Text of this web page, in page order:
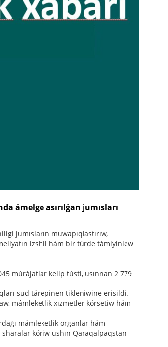
ámelge asırılǵan jumısları
jumısların muwapıqlastırıw,
izshil hám bir túrde támiyinlew
múrájatlar kelip tústi, usınnan 2 779
sud tárepinen tikleniwine erisildi.
mámleketlik xızmetler kórsetiw hám
mámleketlik organlar hám
kóriw ushın Qaraqalpaqstan